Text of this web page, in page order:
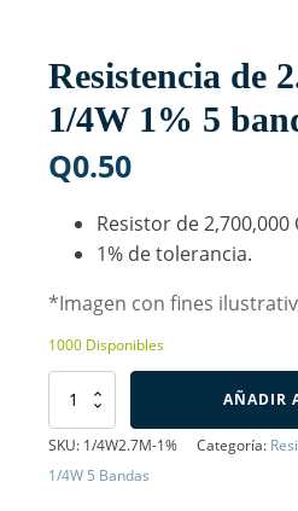
Resistencia de
1/4W 1% 5
Q0.50
Resistor de 2,700,000
1% de tolerancia.
*Imagen con fines
1000 Disponibles
Resistencia
2.7M
1/4W
AÑADIR
SKU: 1/4W2.7M-1% Categoría:
1/4W 5 Bandas